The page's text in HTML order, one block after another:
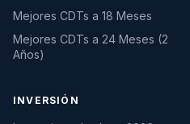
Mejores CDTs a 18 Meses
Mejores CDTs a 24 Meses (2
Años)
INVERSIÓN